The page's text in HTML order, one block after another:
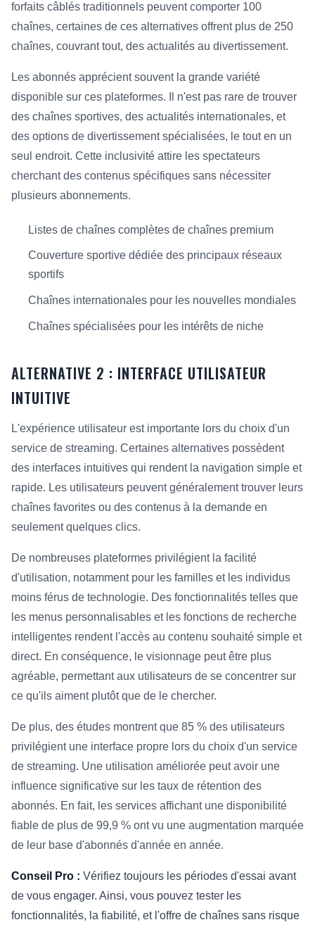
forfaits câblés traditionnels peuvent comporter 100
chaînes, certaines de ces alternatives offrent plus de 250
chaînes, couvrant tout, des actualités au divertissement.
Les abonnés apprécient souvent la grande variété
disponible sur ces plateformes. Il n'est pas rare de trouver
des chaînes sportives, des actualités internationales, et
des options de divertissement spécialisées, le tout en un
seul endroit. Cette inclusivité attire les spectateurs
cherchant des contenus spécifiques sans nécessiter
plusieurs abonnements.
Listes de chaînes complètes de chaînes premium
Couverture sportive dédiée des principaux réseaux
sportifs
Chaînes internationales pour les nouvelles mondiales
Chaînes spécialisées pour les intérêts de niche
ALTERNATIVE 2 : INTERFACE UTILISATEUR
INTUITIVE
L'expérience utilisateur est importante lors du choix d'un
service de streaming. Certaines alternatives possèdent
des interfaces intuitives qui rendent la navigation simple et
rapide. Les utilisateurs peuvent généralement trouver leurs
chaînes favorites ou des contenus à la demande en
seulement quelques clics.
De nombreuses plateformes privilégient la facilité
d'utilisation, notamment pour les familles et les individus
moins férus de technologie. Des fonctionnalités telles que
les menus personnalisables et les fonctions de recherche
intelligentes rendent l'accès au contenu souhaité simple et
direct. En conséquence, le visionnage peut être plus
agréable, permettant aux utilisateurs de se concentrer sur
ce qu'ils aiment plutôt que de le chercher.
De plus, des études montrent que 85 % des utilisateurs
privilégient une interface propre lors du choix d'un service
de streaming. Une utilisation améliorée peut avoir une
influence significative sur les taux de rétention des
abonnés. En fait, les services affichant une disponibilité
fiable de plus de 99,9 % ont vu une augmentation marquée
de leur base d'abonnés d'année en année.
Conseil Pro : Vérifiez toujours les périodes d'essai avant
de vous engager. Ainsi, vous pouvez tester les
fonctionnalités, la fiabilité, et l'offre de chaînes sans risque